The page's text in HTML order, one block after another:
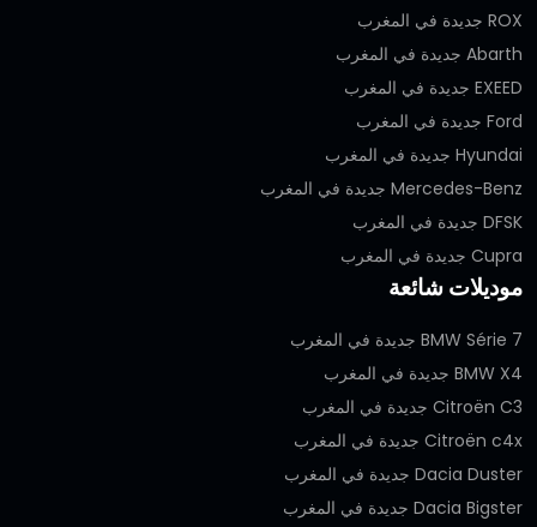
ROX جديدة في المغرب
Abarth جديدة في المغرب
EXEED جديدة في المغرب
Ford جديدة في المغرب
Hyundai جديدة في المغرب
Mercedes-Benz جديدة في المغرب
DFSK جديدة في المغرب
Cupra جديدة في المغرب
موديلات شائعة
BMW Série 7 جديدة في المغرب
BMW X4 جديدة في المغرب
Citroën C3 جديدة في المغرب
Citroën c4x جديدة في المغرب
Dacia Duster جديدة في المغرب
Dacia Bigster جديدة في المغرب